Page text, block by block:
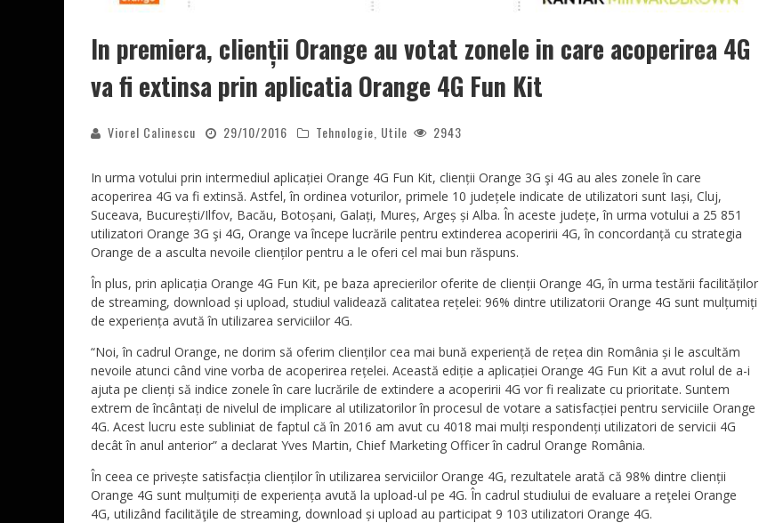
In premiera, clienții Orange au votat zonele in care acoperirea 4G
va fi extinsa prin aplicatia Orange 4G Fun Kit
Viorel Calinescu 29/10/2016 Tehnologie Utile 2943
In urma votului prin intermediul aplicației Orange 4G Fun Kit, clienții Orange 3G şi 4G au ales zonele în care
acoperirea 4G va fi extinsă. Astfel, în ordinea voturilor, primele 10 județele indicate de utilizatori sunt Iași, Cluj,
Suceava, București/Ilfov, Bacău, Botoșani, Galați, Mureș, Argeș și Alba. În aceste județe, în urma votului a 25 851
utilizatori Orange 3G şi 4G, Orange va începe lucrările pentru extinderea acoperirii 4G, în concordanță cu strategia
Orange de a asculta nevoile clienților pentru a le oferi cel mai bun răspuns.
În plus, prin aplicația Orange 4G Fun Kit, pe baza aprecierilor oferite de clienții Orange 4G, în urma testării facilităților
de streaming, download și upload, studiul validează calitatea rețelei: 96% dintre utilizatorii Orange 4G sunt mulțumiți
de experiența avută în utilizarea serviciilor 4G.
“Noi, în cadrul Orange, ne dorim să oferim clienților cea mai bună experiență de rețea din România și le ascultăm
nevoile atunci când vine vorba de acoperirea rețelei. Această ediție a aplicației Orange 4G Fun Kit a avut rolul de a-i
ajuta pe clienți să indice zonele în care lucrările de extindere a acoperirii 4G vor fi realizate cu prioritate. Suntem
extrem de încântați de nivelul de implicare al utilizatorilor în procesul de votare a satisfacției pentru serviciile Orange
4G. Acest lucru este subliniat de faptul că în 2016 am avut cu 4018 mai mulți respondenți utilizatori de servicii 4G
decât în anul anterior” a declarat Yves Martin, Chief Marketing Officer în cadrul Orange România.
În ceea ce privește satisfacția clienților în utilizarea serviciilor Orange 4G, rezultatele arată că 98% dintre clienții
Orange 4G sunt mulțumiți de experiența avută la upload-ul pe 4G. În cadrul studiului de evaluare a reţelei Orange
4G, utilizând facilităţile de streaming, download și upload au participat 9 103 utilizatori Orange 4G.